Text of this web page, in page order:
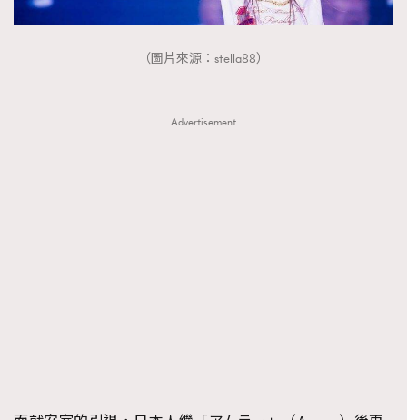
（圖片來源：stella88）
Advertisement